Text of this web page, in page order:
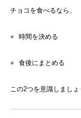
チョコを食べるなら、
時間を決める
食後にまとめる
この2つを意識しましょ